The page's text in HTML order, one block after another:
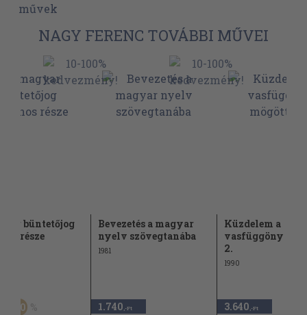
művek
NAGY FERENC TOVÁBBI MŰVEI
büntetőjog
része
20
Bevezetés a magyar
nyelv szövegtanába
1981
1.740 ,-Ft
Küzdelem a
vasfüggöny
2.
1990
3.640 ,-Ft